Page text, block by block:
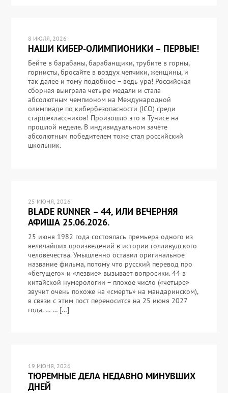
8 ИЮЛЯ, 2026
НАШИ КИБЕР-ОЛИМПИОНИКИ – ПЕРВЫЕ!
Бейте в барабаны, барабанщики, трубите в горны,
горнисты, бросайте в воздух чепчики, женщины, и
так далее и тому подобное – ведь ура! Российская
сборная выиграла четыре медали и стала
абсолютным чемпионом на Международной
олимпиаде по кибербезопасности (ICO) среди
старшеклассников! Произошло это в Тунисе на
прошлой неделе. В индивидуальном зачёте
абсолютным победителем тоже стал российский
школьник.
25 ИЮНЯ, 2026
BLADE RUNNER – 44, ИЛИ ВЕЧЕРНЯЯ
АФИША 25.06.2026.
25 июня 1982 года состоялась премьера одного из
величайших произведений в истории голливудского
человечества. Умышленно оставил оригинальное
название фильма, потому что русский перевод про
«бегущего» и «лезвие» вызывает вопросики. 44 в
китайской нумерологии – плохое число («четыре»
звучит очень похоже на «смерть» на мандаринском),
в связи с этим пост переносится на 25 июня 2027
года. … … […]
19 ИЮНЯ, 2026
ТЮРЕМНЫЕ ДЕЛА НЕДАВНО МИНУВШИХ
ДНЕЙ